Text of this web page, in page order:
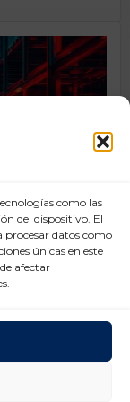
como las
del dispositivo. El
procesar datos como
únicas en este
afectar
las